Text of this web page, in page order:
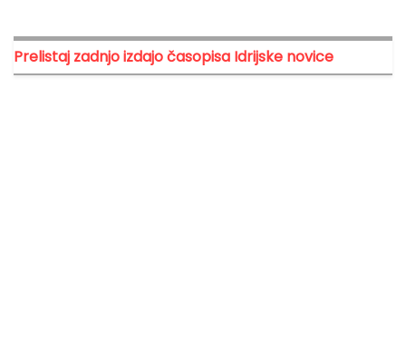
Prelistaj zadnjo izdajo časopisa Idrijske novice